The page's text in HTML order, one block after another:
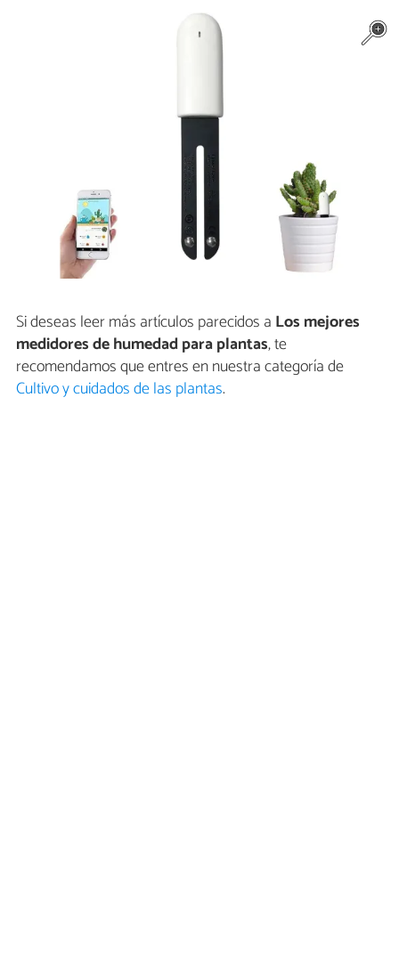
Si deseas leer más artículos parecidos a Los mejores
medidores de humedad para plantas, te
recomendamos que entres en nuestra categoría de
Cultivo y cuidados de las plantas.